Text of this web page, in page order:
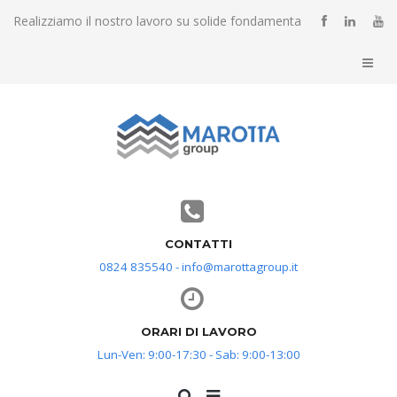
Realizziamo il nostro lavoro su solide fondamenta
CONTATTI
0824 835540 - info@marottagroup.it
ORARI DI LAVORO
Lun-Ven: 9:00-17:30 - Sab: 9:00-13:00